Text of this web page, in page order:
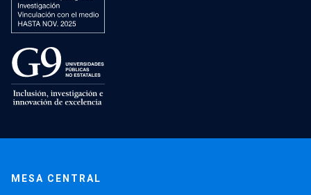
MESA CENTRAL